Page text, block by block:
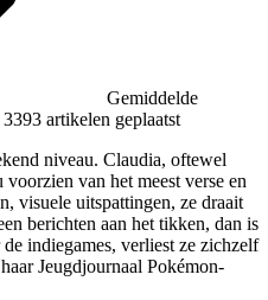
Gemiddelde
3393 artikelen geplaatst
niveau. Claudia, oftewel
van het meest verse en
visuele uitspattingen, ze draait
berichten aan het tikken, dan is
indiegames, verliest ze zichzelf
Jeugdjournaal Pokémon-